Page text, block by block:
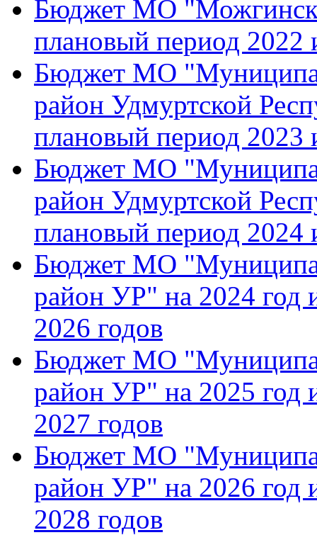
Бюджет МО
плановый период 2022
Бюджет МО
район Удмуртской
плановый период 2023
Бюджет МО
район Удмуртской
плановый период 2024
Бюджет МО
район УР" на 2024 год
2026 годов
Бюджет МО
район УР" на 2025 год
2027 годов
Бюджет МО
район УР" на 2026 год
2028 годов